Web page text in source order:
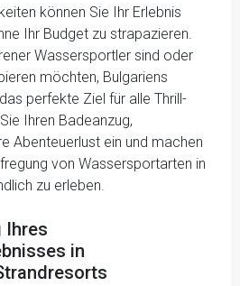
können Sie Ihr Erlebnis
Ihr Budget zu strapazieren.
Wassersportler sind oder
möchten, Bulgariens
perfekte Ziel für alle Thrill-
Ihren Badeanzug,
Abenteuerlust ein und machen
von Wassersportarten in
zu erleben.
Ihres
in